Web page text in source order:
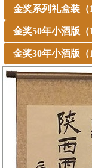
金奖系列礼盒装（
金奖50年小酒版（
金奖30年小酒版（